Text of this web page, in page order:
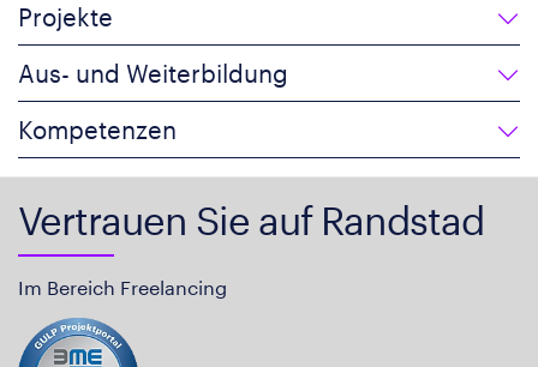
Projekte
Aus- und Weiterbildung
Kompetenzen
Vertrauen Sie auf Randstad
Im Bereich Freelancing